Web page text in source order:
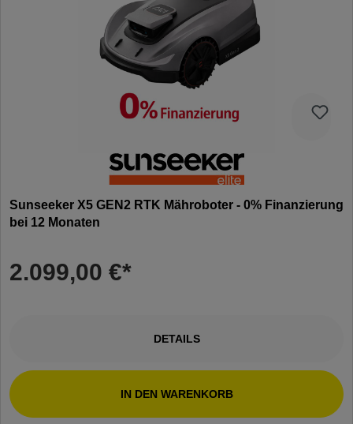
Sunseeker X5 GEN2 RTK Mähroboter - 0% Finanzierung
bei 12 Monaten
2.099,00 €*
DETAILS
IN DEN WARENKORB